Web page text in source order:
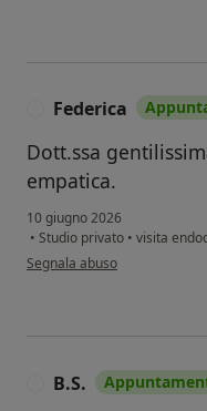
Federica
Dott.ssa
empatica.
10 giugno 2026
• Studio privato • visita
secondo l'opinione dell'utente
Segnala abuso
B.S.